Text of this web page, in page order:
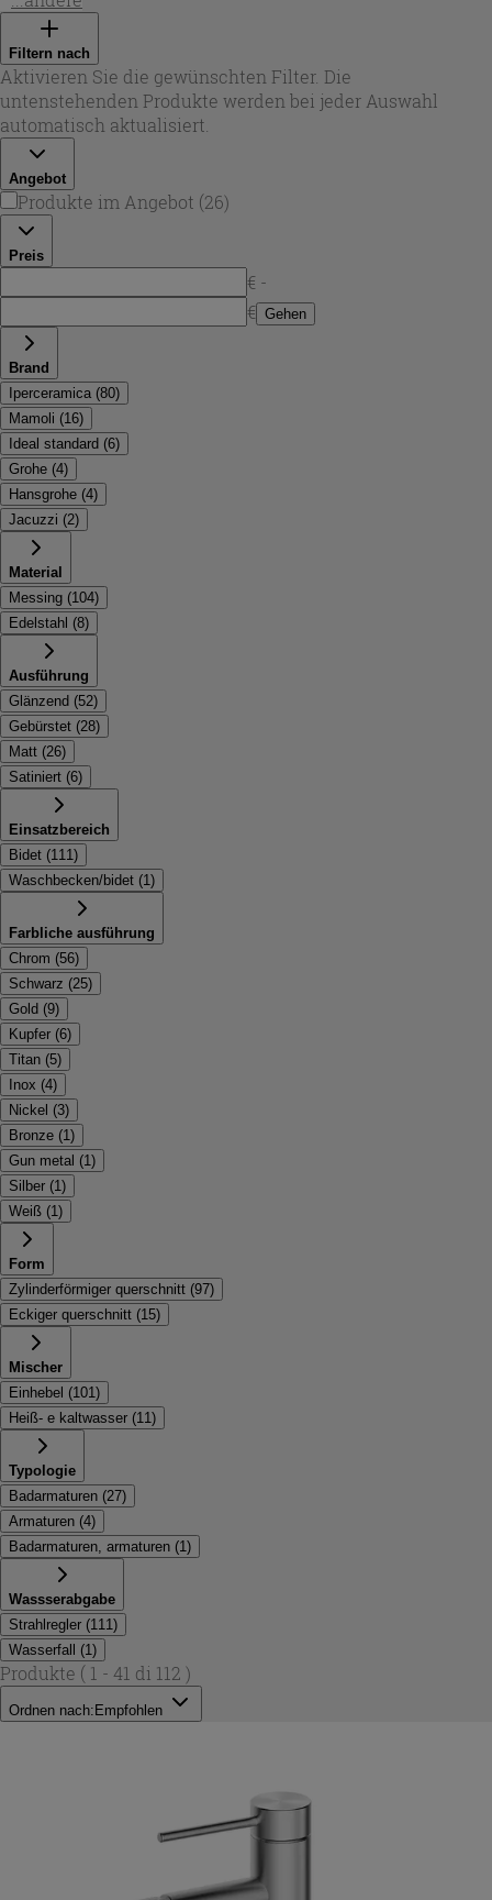
bis zu klaren, eckigen Profilen – damit die
harmonisch zu Waschtisch, Keramik und Accessoires
passt. Bei Iperceramica liegt der Fokus auf Armaturen, die
sich leicht bedienen lassen und zugleich einen
hochwertigen Look im Bidetbereich erzeugen.
Filtern nach
Aktivieren Sie die gewünschten Filter. Die
untenstehenden Produkte werden bei jeder Auswahl
automatisch aktualisiert.
Angebot
Produkte im Angebot (26)
Preis
€ -
€ Gehen
Brand
Iperceramica (80)
Mamoli (16)
Ideal standard (6)
Grohe (4)
Hansgrohe (4)
Jacuzzi (2)
Material
Messing (104)
Edelstahl (8)
Ausführung
Glänzend (52)
Gebürstet (28)
Matt (26)
Satiniert (6)
Einsatzbereich
Bidet (111 )
Waschbecken/bidet (1 )
Farbliche ausführung
Chrom (56)
Schwarz (25)
Gold (9)
Kupfer (6)
Titan (5)
Inox (4)
Nickel (3)
Bronze (1 )
Gun metal (1 )
Silber (1 )
Weiß (1 )
Form
Zylinderförmiger querschnitt (97)
Eckiger querschnitt (15)
Mischer
Einhebel (101 )
Heiß- e kaltwasser (11 )
Typologie
Badarmaturen (27)
Armaturen (4)
Badarmaturen, armaturen (1 )
Wassserabgabe
Strahlregler (111 )
Wasserfall
(1 )
Produkte ( 1 - 41 di 112 )
Ordnen nach: Empfohlen